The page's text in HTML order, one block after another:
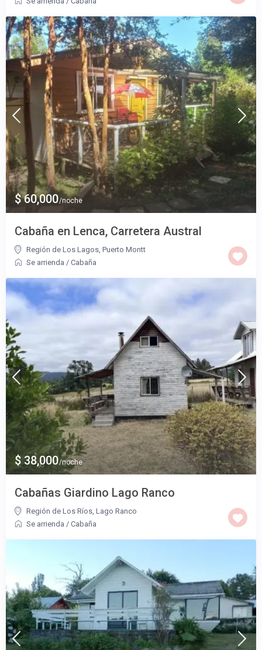
$ 60,000/noche
Cabaña en Lenca, Carretera Austral
Región de Los Lagos ,Puerto Montt
Se arrienda /Cabaña
$ 38,000/noche
Cabañas Giardino Lago Ranco
Región de Los Ríos ,Lago Ranco
Se arrienda /Cabaña